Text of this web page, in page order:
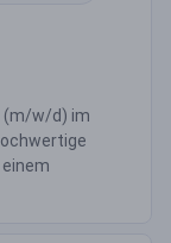
(m/w/d) im